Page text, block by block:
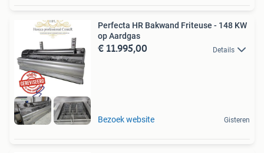
Perfecta HR Bakwand Friteuse - 148 KW
op Aardgas
€ 11.995,00 Details
Bezoek website Gisteren